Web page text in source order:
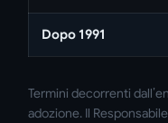
Dopo 1991
Termini decorrenti
adozione. Il